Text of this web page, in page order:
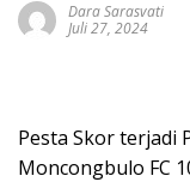
Dara Sarasvati
Juli 27, 2024
Pesta Skor terjadi
Moncongbulo FC